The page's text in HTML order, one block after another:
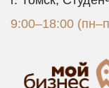
9:00–18:00